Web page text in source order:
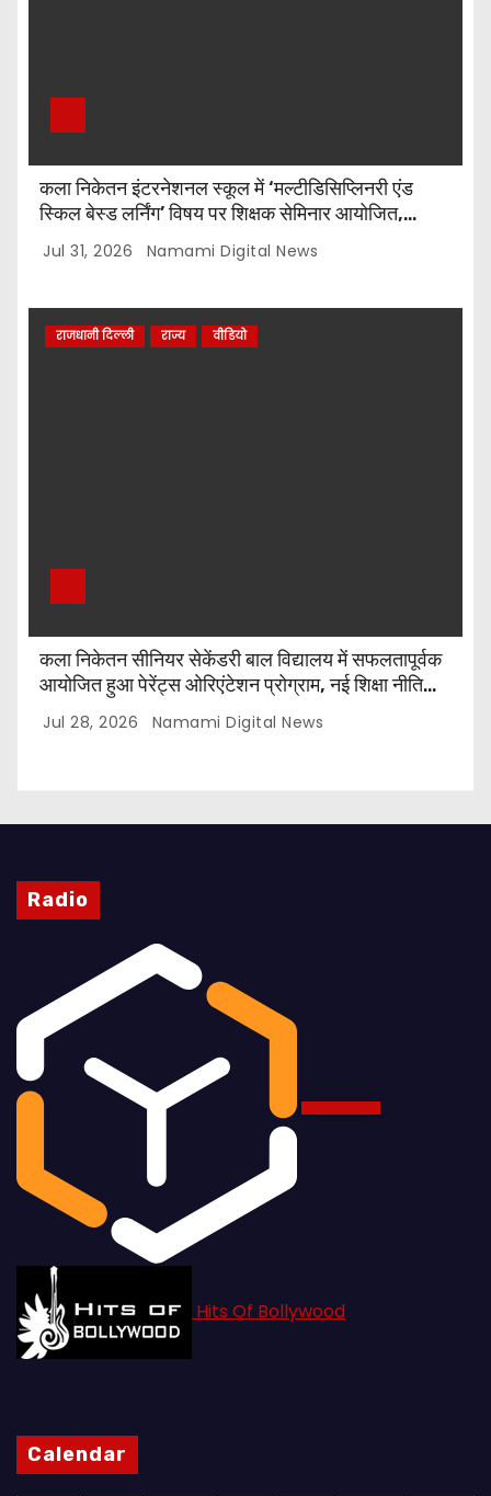
कला निकेतन इंटरनेशनल स्कूल में ‘मल्टीडिसिप्लिनरी एंड
स्किल बेस्ड लर्निंग’ विषय पर शिक्षक सेमिनार आयोजित,
टॉप-5 विजेताओं को किया गया सम्मानित
Jul 31, 2026 Namami Digital News
राजधानी दिल्ली राज्य वीडियो
कला निकेतन सीनियर सेकेंडरी बाल विद्यालय में सफलतापूर्वक
आयोजित हुआ पेरेंट्स ओरिएंटेशन प्रोग्राम, नई शिक्षा नीति
और CBSE पाठ्यक्रम पर किया गया मार्गदर्शन
Jul 28, 2026 Namami Digital News
Radio
Hits Of Bollywood
Calendar